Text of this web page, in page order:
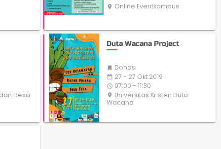
place Online Eventkampus
Desa
Duta Wacana Project
 Donasi
date_range 27 - 27 Okt 2019
access_time 07:00 - 11:30
place Universitas Kristen Duta
Wacana